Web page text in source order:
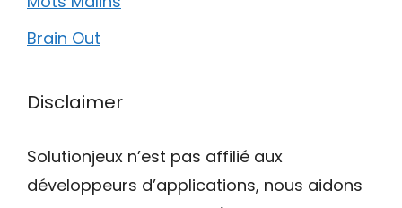
Brain Out
Disclaimer
Solutionjeux n’est pas affilié aux
développeurs d’applications, nous aidons